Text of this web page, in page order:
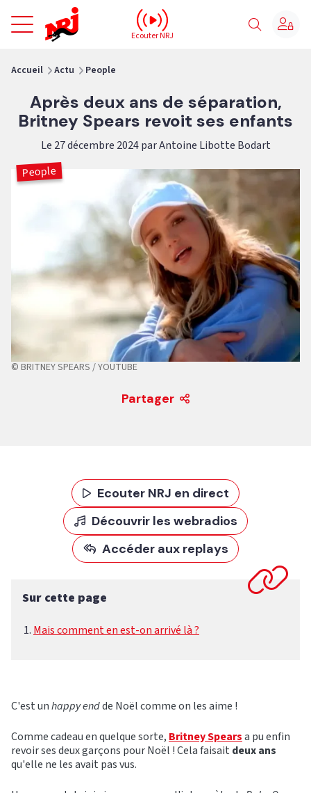
NRJ - Accueil
Ecouter NRJ
Accueil Actu People
Après deux ans de séparation,
Britney Spears revoit ses enfants
Le 27 décembre 2024 par Antoine Libotte Bodart
People
© BRITNEY SPEARS / YOUTUBE
Partager
Ecouter NRJ en direct
Découvrir les webradios
Accéder aux replays
Sur cette page
Mais comment en est-on arrivé là ?
C'est unhappy endde Noël comme on les aime !
Comme cadeau en quelque sorte, Britney Spearsa pu enfin
revoir ses deux garçons pour Noël ! Cela faisait deux ans
qu'elle ne les avait pas vus.